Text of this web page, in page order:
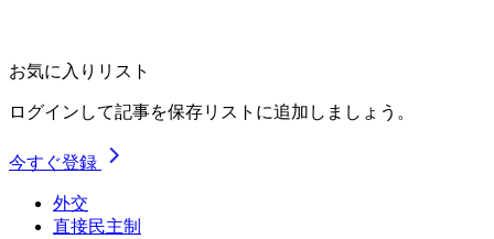
お気に入りリスト
ログインして記事を保存リストに追加しましょう。
今すぐ登録
外交
直接民主制